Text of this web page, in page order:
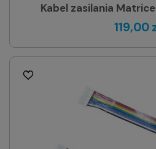
Kabel zasilania
119,00